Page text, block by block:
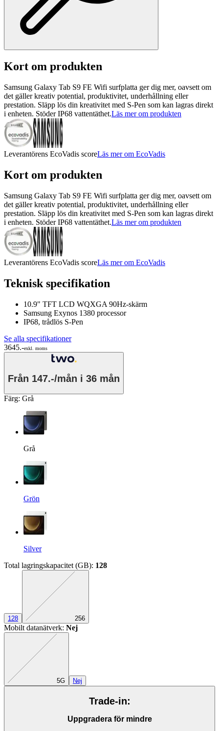
Kort om produkten
Samsung Galaxy Tab S9 FE Wifi surfplatta ger dig mer, oavsett om
det gäller kreativ potential, produktivitet, underhållning eller
prestation. Släpp lös din kreativitet med S-Pen som kan lagras direkt
i enheten. Stöder IP68 vattentäthet.Läs mer om produkten
Leverantörens EcoVadis scoreLäs mer om EcoVadis
Kort om produkten
Samsung Galaxy Tab S9 FE Wifi surfplatta ger dig mer, oavsett om
det gäller kreativ potential, produktivitet, underhållning eller
prestation. Släpp lös din kreativitet med S-Pen som kan lagras direkt
i enheten. Stöder IP68 vattentäthet.Läs mer om produkten
Leverantörens EcoVadis scoreLäs mer om EcoVadis
Teknisk specifikation
10.9" TFT LCD WQXGA 90Hz-skärm
Samsung Exynos 1380 processor
IP68, trådlös S-Pen
Se alla specifikationer
3645.-exkl. moms
Från 147.-/mån i 36 mån
Färg: Grå
Grå
Grön
Silver
Total lagringskapacitet (GB): 128
128
Exakt kombination saknas
256
Mobilt datanätverk: Nej
Exakt kombination saknas
5G Nej
Trade-in:
Uppgradera för mindre